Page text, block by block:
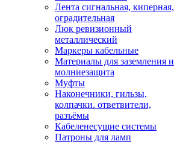
Лента сигнальная, киперная,
оградительная
Люк ревизионный
металлический
Маркеры кабельные
Материалы для заземления и
молниезащита
Муфты
Наконечники, гильзы,
колпачки. ответвители,
разъёмы
Кабеленесущие системы
Патроны для ламп